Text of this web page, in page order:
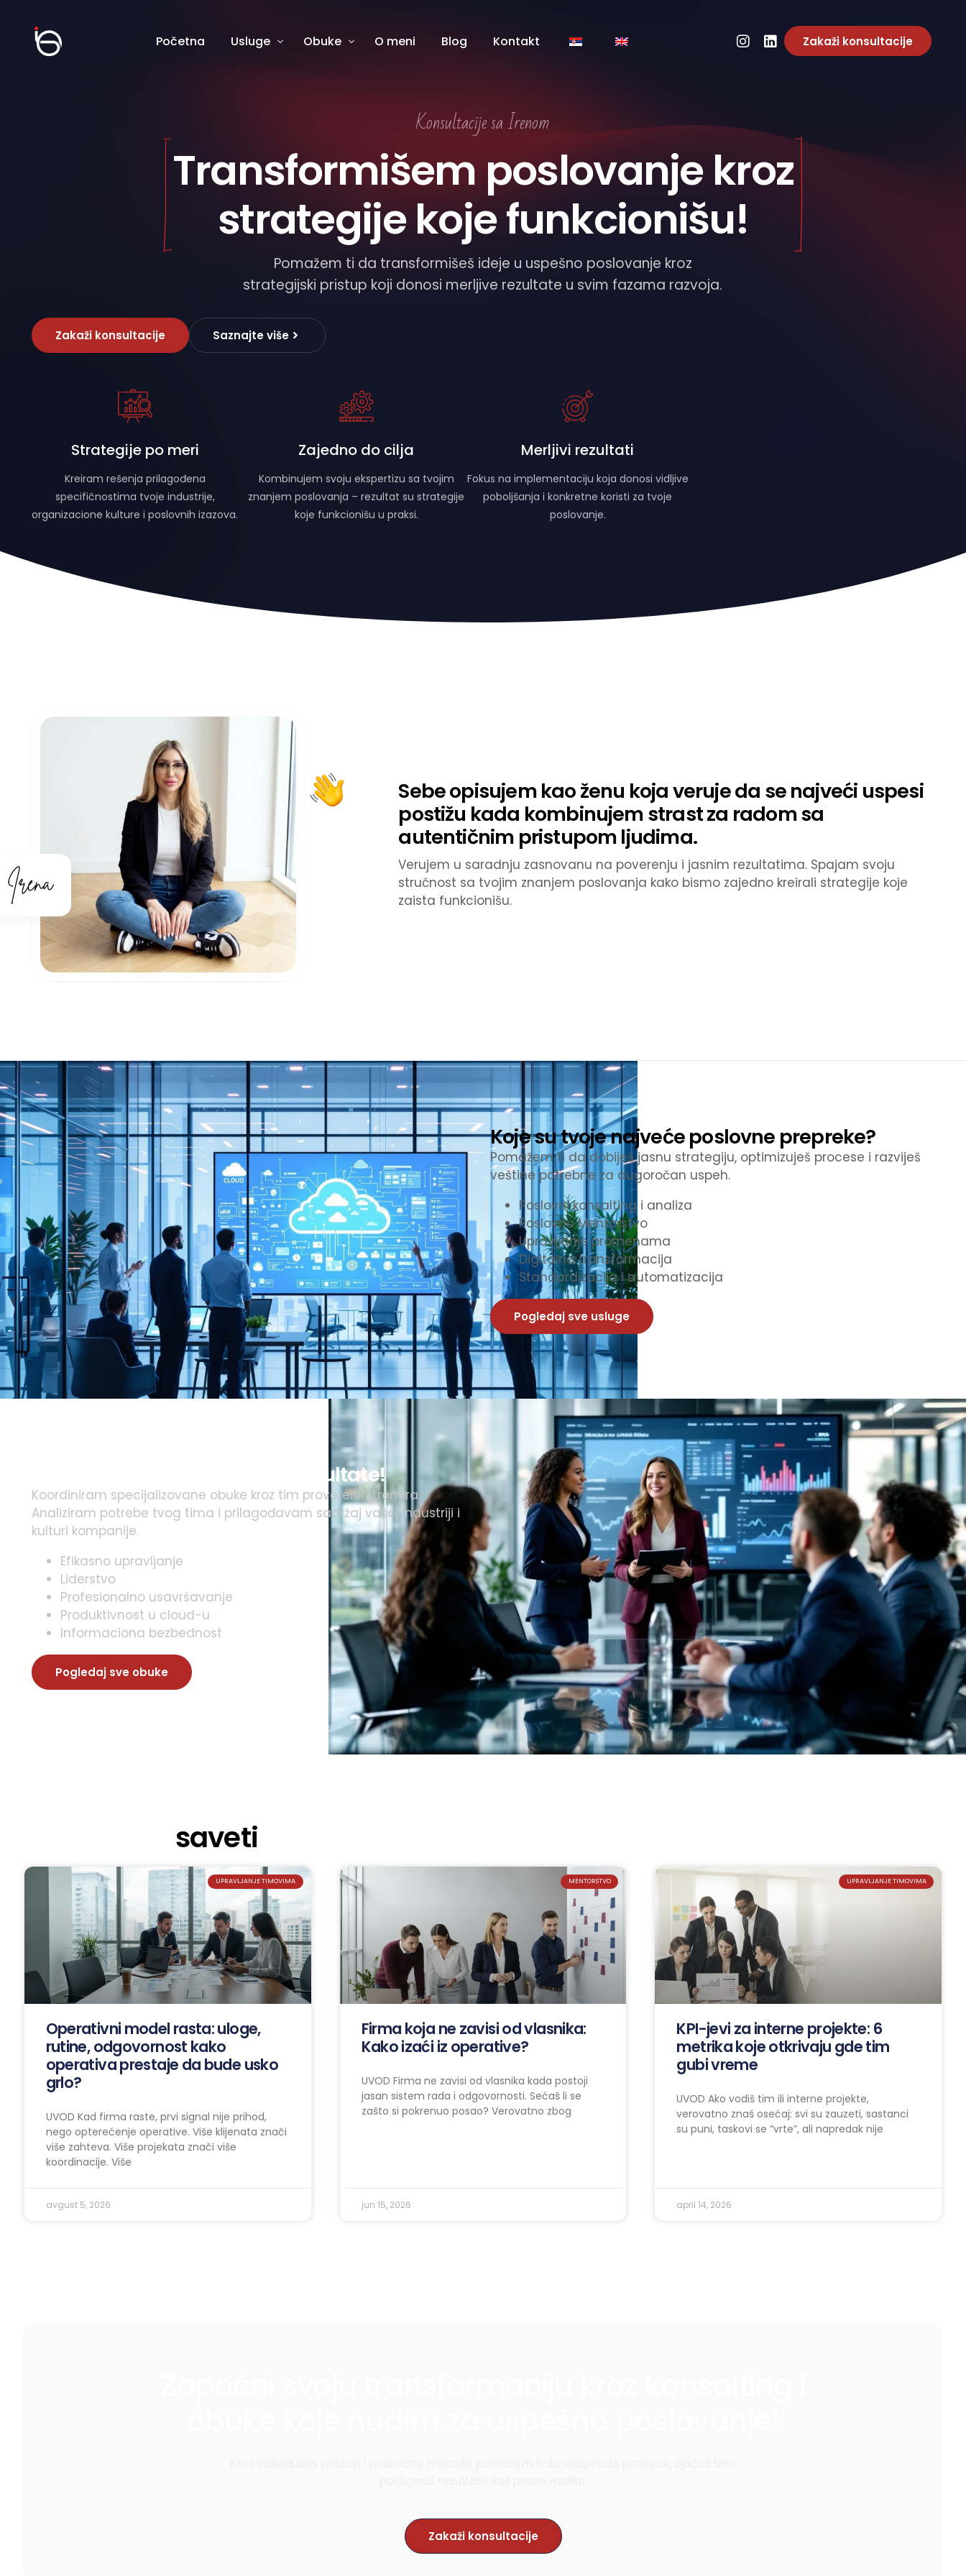
Početna Usluge
Mentorstvo
Obuke
Liderstvo i vođenje timova
Cloud produktivnost
O meni Blog Kontakt Zakaži konsultacije
Konsultacije sa Irenom
Transformišem poslovanje kroz
strategije koje funkcionišu!
Pomažem ti da transformišeš ideje u uspešno poslovanje kroz
strategijski pristup koji donosi merljive rezultate u svim fazama razvoja.
Zakaži konsultacije Saznajte više
Strategije po meri
Kreiram rešenja prilagođena
specifičnostima tvoje industrije,
organizacione kulture i poslovnih izazova.
Zajedno do cilja
Kombinujem svoju ekspertizu sa tvojim
znanjem poslovanja – rezultat su strategije
koje funkcionišu u praksi.
Merljivi rezultati
Fokus na implementaciju koja donosi vidljive
poboljšanja i konkretne koristi za tvoje
poslovanje.
Sebe opisujem kao ženu koja veruje da se najveći uspesi
postižu kada kombinujem strast za radom sa
autentičnim pristupom ljudima.
Verujem u saradnju zasnovanu na poverenju i jasnim rezultatima. Spajam svoju
stručnost sa tvojim znanjem poslovanja kako bismo zajedno kreirali strategije koje
zaista funkcionišu.
Koje su tvoje najveće poslovne prepreke?
Pomažem ti da dobiješ jasnu strategiju, optimizuješ procese i razviješ
veštine potrebne za dugoročan uspeh.
Poslovni konsalting i analiza
Poslovno Mentorstvo
Upravljanje promenama
Digitalna transformacija
Standardizacija i automatizacija
Pogledaj sve usluge
Razvijaj veštine koje donose rezultate!
Koordiniram specijalizovane obuke kroz tim proverenih trenera.
Analiziram potrebe tvog tima i prilagođavam sadržaj vašoj industriji i
kulturi kompanije.
Efikasno upravljanje
Liderstvo
Profesionalno usavršavanje
Produktivnost u cloud-u
Informaciona bezbednost
Pogledaj sve obuke
saveti
UPRAVLJANJE TIMOVIMA
Operativni model rasta: uloge,
rutine, odgovornost kako
operativa prestaje da bude usko
grlo?
UVOD Kad firma raste, prvi signal nije prihod,
nego opterećenje operative. Više klijenata znači
više zahteva. Više projekata znači više
koordinacije. Više
avgust 5, 2026
MENTORSTVO
Firma koja ne zavisi od vlasnika:
Kako izaći iz operative?
UVOD Firma ne zavisi od vlasnika kada postoji
jasan sistem rada i odgovornosti. Sećaš li se
zašto si pokrenuo posao? Verovatno zbog
jun 15, 2026
UPRAVLJANJE TIMOVIMA
KPI-jevi za interne projekte: 6
metrika koje otkrivaju gde tim
gubi vreme
UVOD Ako vodiš tim ili interne projekte,
verovatno znaš osećaj: svi su zauzeti, sastanci
su puni, taskovi se “vrte”, ali napredak nije
april 14, 2026
Zakaži konsultacije